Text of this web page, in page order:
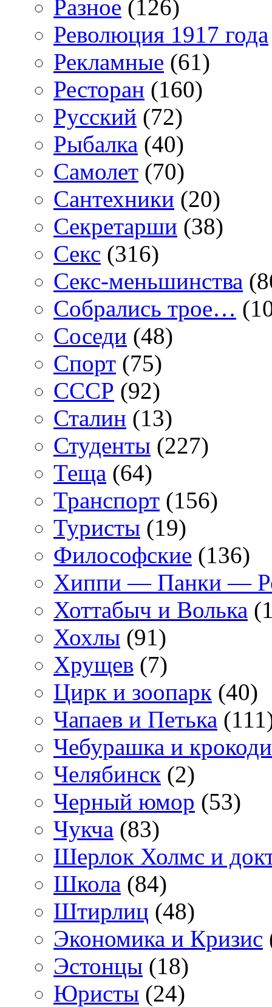
Разное (126)
Революция 1917 года
Рекламные (61)
Ресторан (160)
Русский (72)
Рыбалка (40)
Самолет (70)
Сантехники (20)
Секретарши (38)
Секс (316)
Секс-меньшинства
Собрались трое…
Соседи (48)
Спорт (75)
СССР (92)
Сталин (13)
Студенты (227)
Теща (64)
Транспорт (156)
Туристы (19)
Философские (136)
Хиппи — Панки —
Хоттабыч и Волька
Хохлы (91)
Хрущев (7)
Цирк и зоопарк (40)
Чапаев и Петька
Чебурашка и
Челябинск (2)
Черный юмор (53)
Чукча (83)
Шерлок Холмс и
Школа (84)
Штирлиц (48)
Экономика и Кризис
Эстонцы (18)
Юристы (24)